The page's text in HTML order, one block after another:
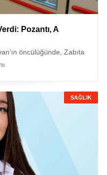
Pozantı, A
öncülüğünde, Zabıta
SAĞLIK